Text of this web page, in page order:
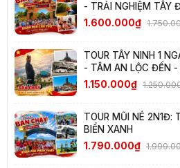
- TRẢI NGHIỆM TÂY
1.600.000₫
TOUR TÂY NINH 1
- TÂM AN LỘC ĐẾN -
NAM BỘ
1.150.000₫
TOUR MŨI NÉ 2N1Đ:
BIỂN XANH
1.790.000₫